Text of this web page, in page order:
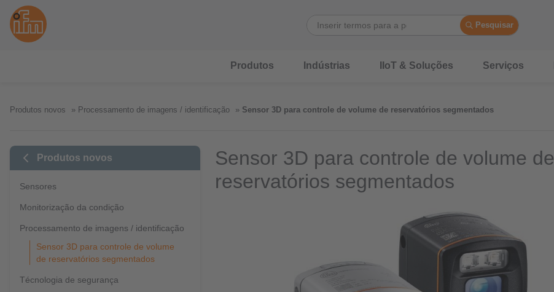
Pesquisar
Produtos Indústrias IIoT & Soluções Serviços
Produtos novos Processamento de imagens / identificação Sensor 3D para controle de volume de reservatórios segmentados
Produtos novos
Sensores
Monitorização da condição
Processamento de imagens / identificação
Sensor 3D para controle de volume
de reservatórios segmentados
Técnologia de segurança
Sensor 3D para controle de volume de
reservatórios segmentados